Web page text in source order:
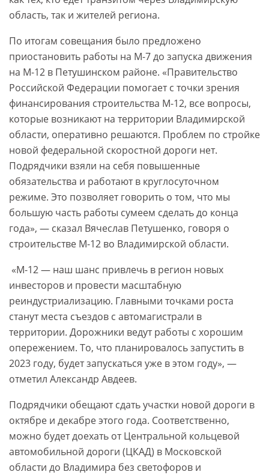
область, так и жителей региона.
По итогам совещания было предложено
приостановить работы на М-7 до запуска движения
на М-12 в Петушинском районе. «Правительство
Российской Федерации помогает с точки зрения
финансирования строительства М-12, все вопросы,
которые возникают на территории Владимирской
области, оперативно решаются. Проблем по стройке
новой федеральной скоростной дороги нет.
Подрядчики взяли на себя повышенные
обязательства и работают в круглосуточном
режиме. Это позволяет говорить о том, что мы
большую часть работы сумеем сделать до конца
года», ― сказал Вячеслав Петушенко, говоря о
строительстве М-12 во Владимирской области.
«М-12 ― наш шанс привлечь в регион новых
инвесторов и провести масштабную
реиндустриализацию. Главными точками роста
станут места съездов с автомагистрали в
территории. Дорожники ведут работы с хорошим
опережением. То, что планировалось запустить в
2023 году, будет запускаться уже в этом году», ―
отметил Александр Авдеев.
Подрядчики обещают сдать участки новой дороги в
октябре и декабре этого года. Соответственно,
можно будет доехать от Центральной кольцевой
автомобильной дороги (ЦКАД) в Московской
области до Владимира без светофоров и